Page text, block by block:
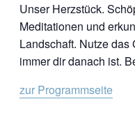
Unser Herzstück.
Meditationen und
Landschaft. Nutze das
immer dir danach ist.
zur Programmseite